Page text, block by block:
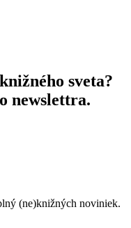
sveta?
newslettra.
(ne)knižných noviniek.